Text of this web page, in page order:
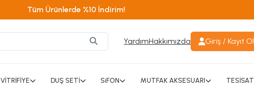
Tüm Ürünlerde %10 İndirim!
YardımHakkımızda Giriş / Kayıt Ol
VİTRİFİYE DUŞ SETİ SiFON MUTFAK AKSESUARI TESİSAT